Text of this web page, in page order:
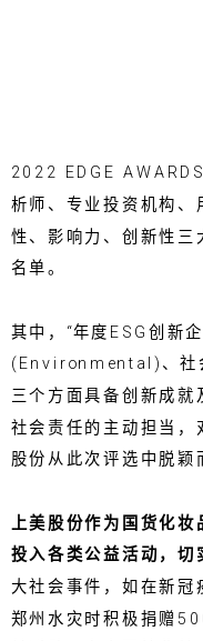
2022 EDGE
析师、专业投资机构、
性、影响力、创新性三
名单。
其中，“年度ESG创新
(Environmental)、社
三个方面具备创新成
社会责任的主动担当，
股份从此次评选中脱颖
上美股份作为国货化
投入各类公益活动，切
大社会事件，如在新冠
郑州水灾时积极捐赠